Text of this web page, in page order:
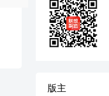
版主